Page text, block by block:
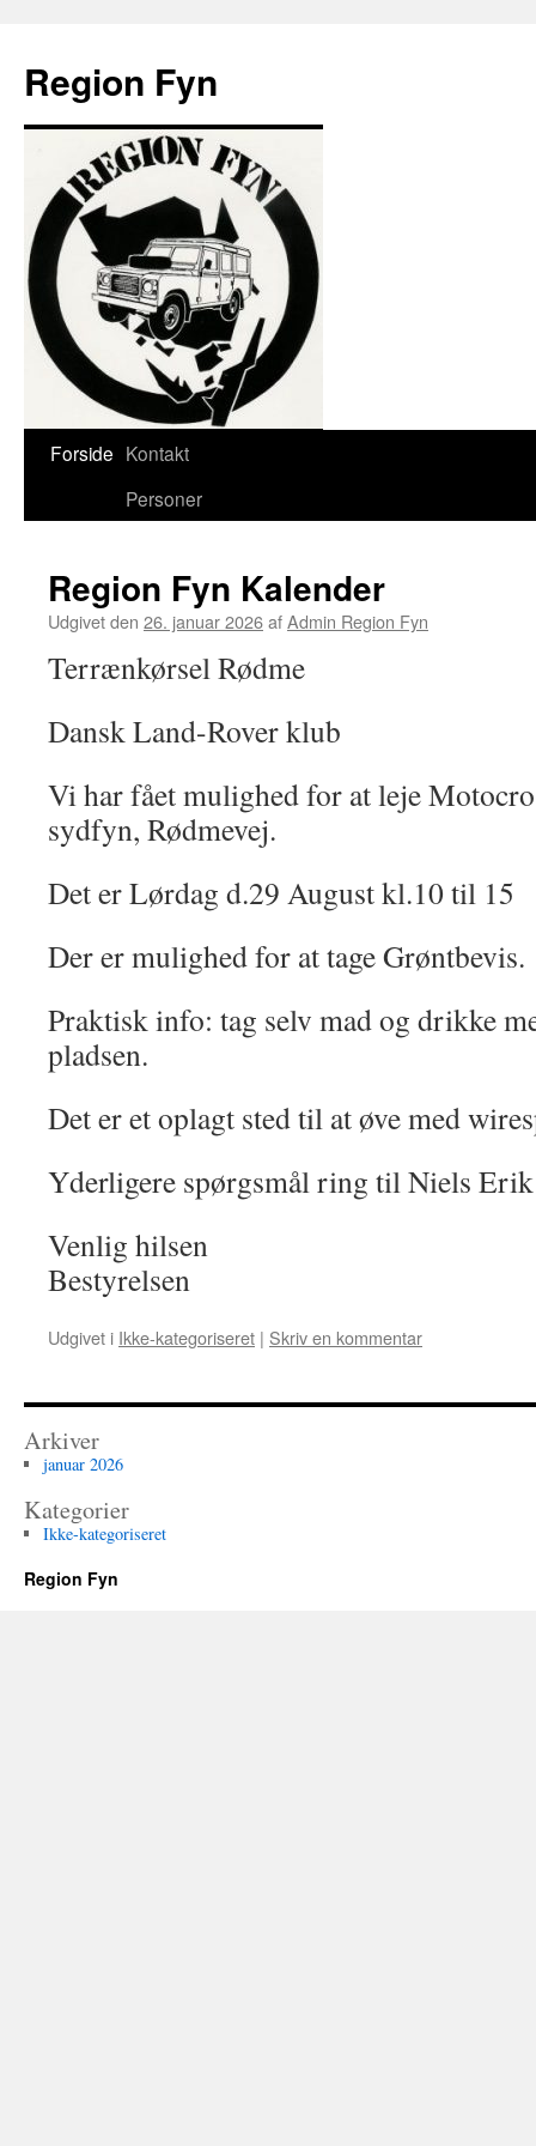
Region Fyn
Hop
Forside Kontakt
Personer
Region Fyn Kalender
Udgivet den 26. januar 2026afAdmin Region Fyn
Terrænkørsel Rødme
Dansk Land-Rover klub
Vi har fået mulighed for at leje
sydfyn, Rødmevej.
Det er Lørdag d.29 August kl.10 til 15
Der er mulighed for at tage Grøntbevis.
Praktisk info: tag selv mad og drikke
pladsen.
Det er et oplagt sted til at øve med
Yderligere spørgsmål ring til Niels
Venlig hilsen
Bestyrelsen
Udgivet i Ikke-kategoriseret | Skriv en kommentar
Arkiver
januar 2026
Kategorier
Ikke-kategoriseret
Region Fyn